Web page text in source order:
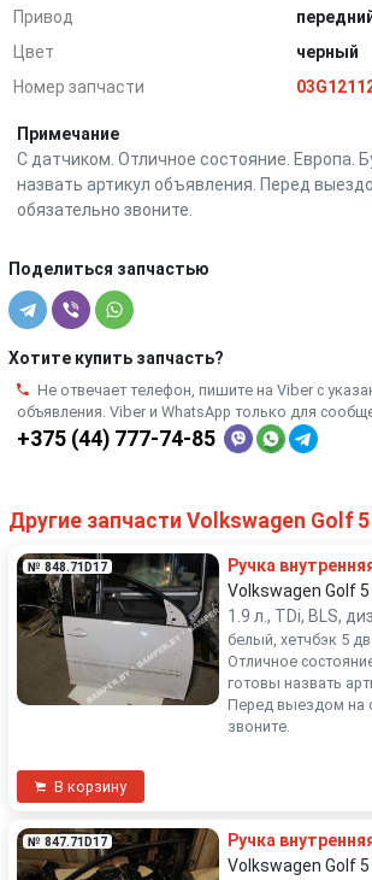
Привод
Цвет
черный
Номер запчасти
Примечание
С датчиком. Отличное состояние. Европа.
назвать артикул объявления. Перед
обязательно звоните.
Поделиться запчастью
Хотите купить запчасть?
Не отвечает телефон, пишите на Viber с
объявления. Viber и WhatsApp только для
+375 (44) 777-74-85
Другие запчасти Volkswagen Golf
№ 848.71D17
Ручка
Volkswagen Golf 5
1.9 л., TDi, BLS,
белый, хетчбэк 5
Отличное
готовы назвать
Перед выездом на
звоните.
В корзину
№ 847.71D17
Ручка
Volkswagen Golf 5